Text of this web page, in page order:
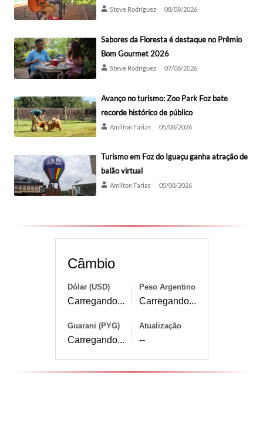
Steve Rodríguez 08/08/2026
Sabores da Floresta é destaque no Prêmio
Bom Gourmet 2026
Steve Rodríguez 07/08/2026
Avanço no turismo: Zoo Park Foz bate
recorde histórico de público
Amilton Farias 05/08/2026
Turismo em Foz do Iguaçu ganha atração de
balão virtual
Amilton Farias 05/08/2026
Câmbio
Dólar (USD)
Carregando...
Peso Argentino
Carregando...
Guarani (PYG)
Carregando...
Atualização
--